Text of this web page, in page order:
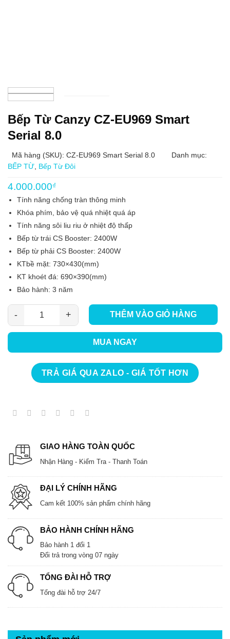
Bếp Từ Canzy CZ-EU969 Smart
Serial 8.0
Mã hàng (SKU): CZ-EU969 Smart Serial 8.0
Danh mục:
BẾP TỪ Bếp Từ Đôi
4.000.000₫
Tính năng chống tràn thông minh
Khóa phím, bảo vệ quá nhiệt quá áp
Tính năng sôi liu riu ở nhiệt độ thấp
Bếp từ trái CS Booster: 2400W
Bếp từ phải CS Booster: 2400W
KTbề mặt: 730×430(mm)
KT khoét đá: 690×390(mm)
Bảo hành: 3 năm
Bếp Từ Canzy CZ-EU969 Smart Serial 8.0 số lượng
THÊM VÀO GIỎ HÀNG
MUA NGAY
TRẢ GIÁ QUA ZALO - GIÁ TỐT HƠN
GIAO HÀNG TOÀN QUỐC
Nhận Hàng - Kiểm Tra - Thanh Toán
ĐẠI LÝ CHÍNH HÃNG
Cam kết 100% sản phẩm chính hãng
BẢO HÀNH CHÍNH HÃNG
Bảo hành 1 đổi 1
Đổi trả trong vòng 07 ngày
TỔNG ĐÀI HỖ TRỢ
Tổng đài hỗ trợ 24/7